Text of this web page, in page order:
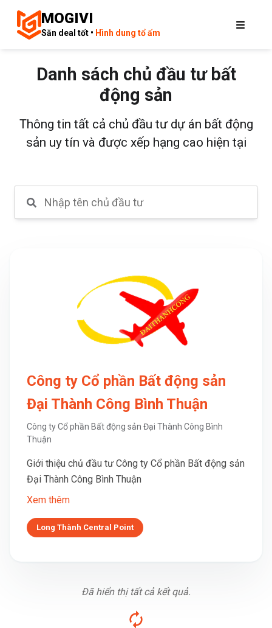
MOGIVI
Săn deal tốt • Hình dung tổ ấm
Danh sách chủ đầu tư bất
động sản
Thông tin tất cả chủ đầu tư dự án bất động
sản uy tín và được xếp hạng cao hiện tại
Công ty Cổ phần Bất động sản
Đại Thành Công Bình Thuận
Công ty Cổ phần Bất động sản Đại Thành Công Bình
Thuận
Giới thiệu chủ đầu tư Công ty Cổ phần Bất động sản
Đại Thành Công Bình Thuận
Xem thêm
Long Thành Central Point
Đã hiển thị tất cả kết quả.